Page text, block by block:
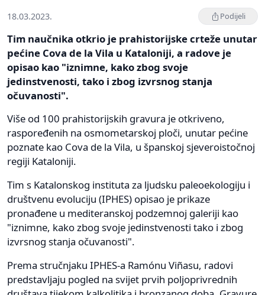
18.03.2023. Podijeli
Tim naučnika otkrio je prahistorijske crteže unutar
pećine Cova de la Vila u Kataloniji, a radove je
opisao kao "iznimne, kako zbog svoje
jedinstvenosti, tako i zbog izvrsnog stanja
očuvanosti".
Više od 100 prahistorijskih gravura je otkriveno,
raspoređenih na osmometarskoj ploči, unutar pećine
poznate kao Cova de la Vila, u španskoj sjeveroistočnoj
regiji Kataloniji.
Tim s Katalonskog instituta za ljudsku paleoekologiju i
društvenu evoluciju (IPHES) opisao je prikaze
pronađene u mediteranskoj podzemnoj galeriji kao
"iznimne, kako zbog svoje jedinstvenosti tako i zbog
izvrsnog stanja očuvanosti".
Prema stručnjaku IPHES-a Ramónu Viñasu, radovi
predstavljaju pogled na svijet prvih poljoprivrednih